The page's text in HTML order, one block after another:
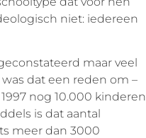
niet: iedereen
maar veel
dat een reden om –
nog 10.000 kinderen
is dat aantal
meer dan 3000